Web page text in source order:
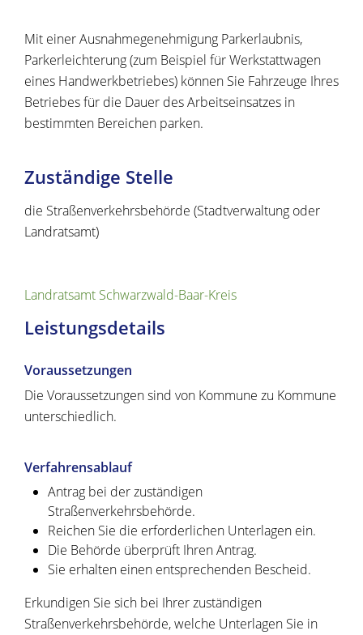
Mit einer Ausnahmegenehmigung Parkerlaubnis,
Parkerleichterung (zum Beispiel für Werkstattwagen
eines Handwerkbetriebes) können Sie Fahrzeuge Ihres
Betriebes für die Dauer des Arbeitseinsatzes in
bestimmten Bereichen parken.
Zuständige Stelle
die Straßenverkehrsbehörde (Stadtverwaltung oder
Landratsamt)
Landratsamt Schwarzwald-Baar-Kreis
Leistungsdetails
Voraussetzungen
Die Voraussetzungen sind von Kommune zu Kommune
unterschiedlich.
Verfahrensablauf
Antrag bei der zuständigen
Straßenverkehrsbehörde.
Reichen Sie die erforderlichen Unterlagen ein.
Die Behörde überprüft Ihren Antrag.
Sie erhalten einen entsprechenden Bescheid.
Erkundigen Sie sich bei Ihrer zuständigen
Straßenverkehrsbehörde, welche Unterlagen Sie in